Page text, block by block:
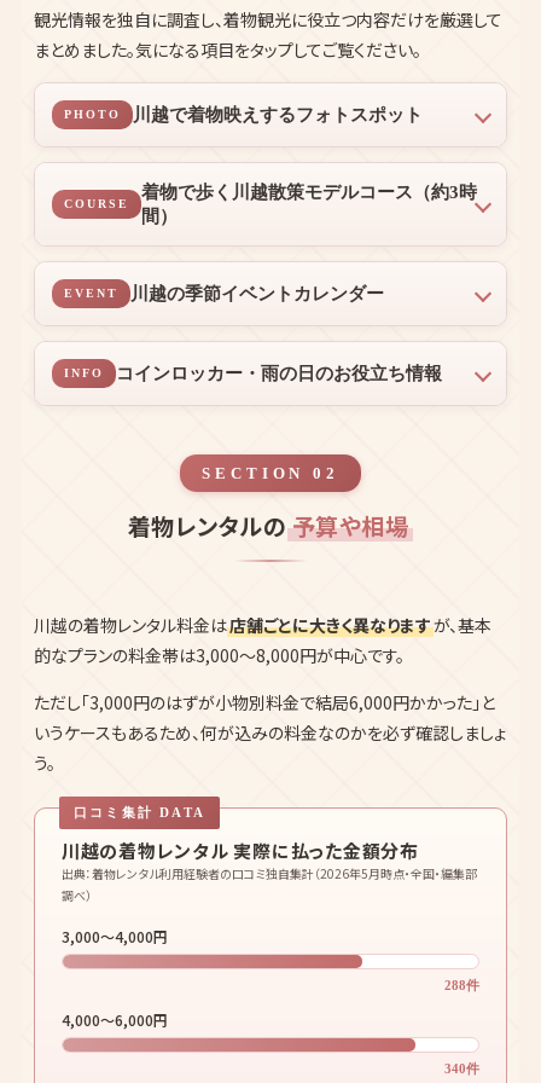
観光情報を独自に調査し、着物観光に役立つ内容だけを厳選して
まとめました。気になる項目をタップしてご覧ください。
PHOTO 川越で着物映えするフォトスポット
COURSE
着物で歩く川越散策モデルコース（約3時
間）
EVENT 川越の季節イベントカレンダー
INFO コインロッカー・雨の日のお役立ち情報
SECTION 02
着物レンタルの 予算や相場
川越の着物レンタル料金は店舗ごとに大きく異なりますが、基本
的なプランの料金帯は3,000〜8,000円が中心です。
ただし「3,000円のはずが小物別料金で結局6,000円かかった」と
いうケースもあるため、何が込みの料金なのかを必ず確認しましょ
う。
川越の着物レンタル 実際に払った金額分布
出典：着物レンタル利用経験者の口コミ独自集計（2026年5月時点・全国・編集部
調べ）
3,000〜4,000円
288件
4,000〜6,000円
340件